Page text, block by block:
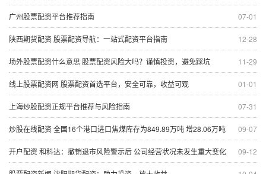
07-01
广州股票配资平台推荐指南
12-28
陕西期货配资 股票配资导航：一站式配资平台指南
11-29
场外股票配资什么意思 股票配资风险大吗？谨慎投资，避免踩坑
01-01
线上股票配资网 股票配资首选平台，安全可靠，收益可观
07-31
上海炒股配资正规平台推荐与风险指南
09-07
炒股在线配资 全国16个港口进口焦煤库存为849.89万吨 增28.06万吨
09-12
开户配资 和科达：撤销退市风险警示后 公司经营状况未发生重大变化